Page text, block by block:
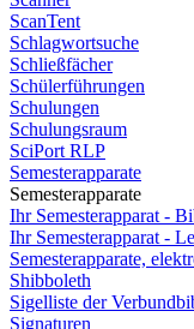
ScanTent
Schlagwortsuche
Schließfächer
Schülerführungen
Schulungen
Schulungsraum
SciPort RLP
Semesterapparate
Semesterapparate
Ihr Semesterapparat -
Ihr Semesterapparat -
Semesterapparate,
Shibboleth
Sigelliste der
Signaturen